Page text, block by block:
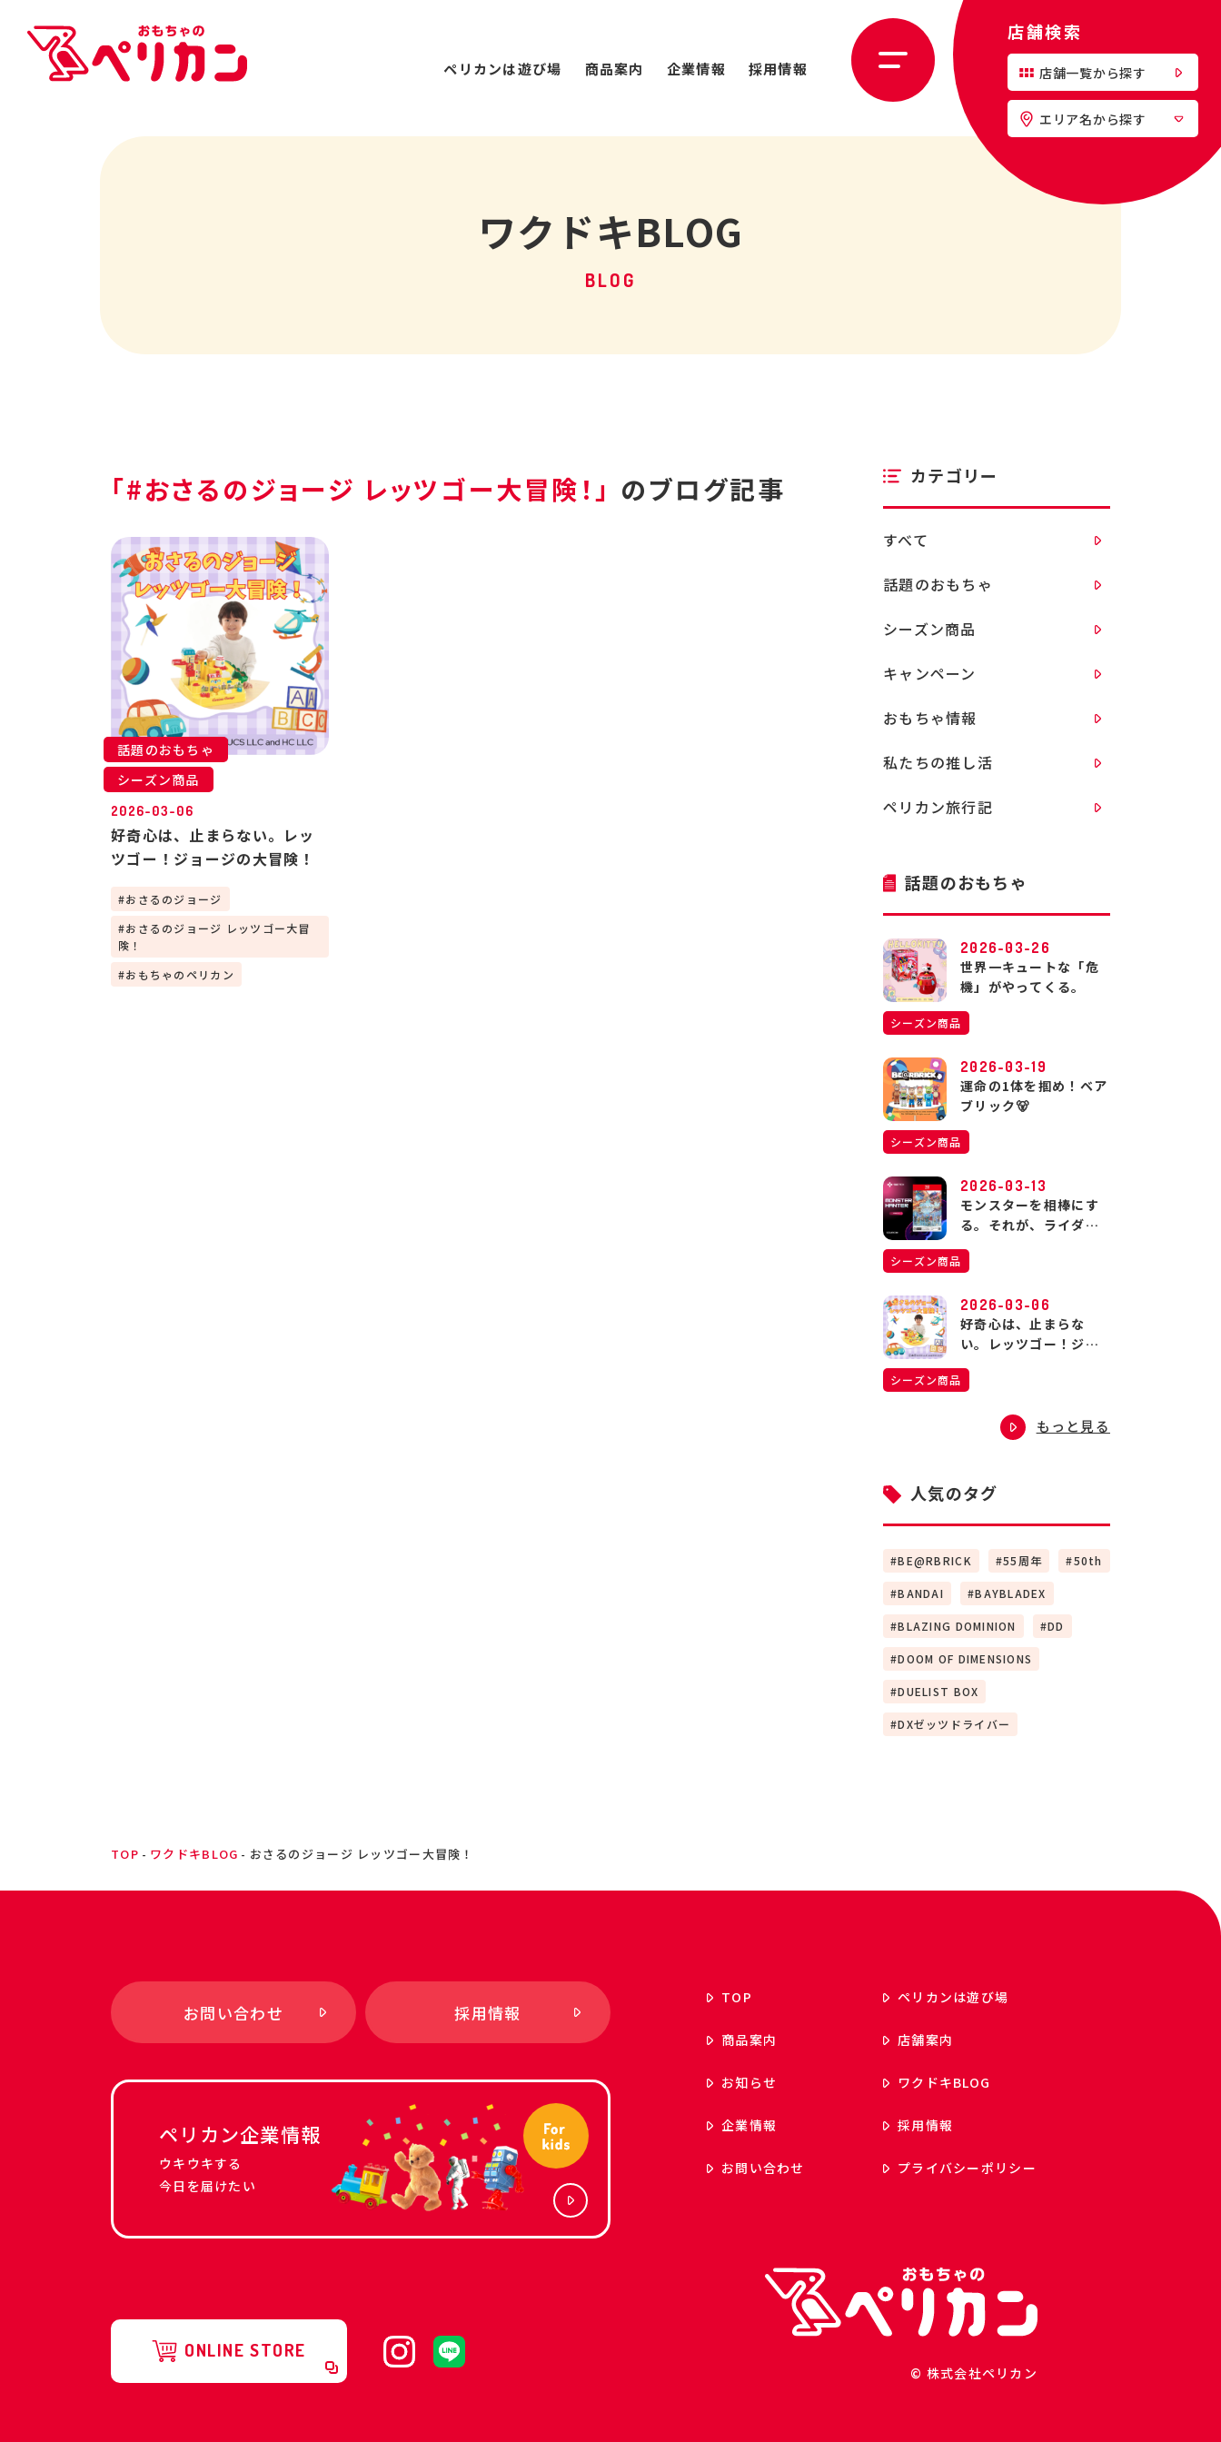
店舗検索
店舗一覧から探す
エリア名から探す
ペリカンは遊び場 商品案内 企業情報 採用情報
ワクドキBLOG
BLOG
「#おさるのジョージ レッツゴー大冒険！」 のブログ記事
話題のおもちゃ
シーズン商品
2026-03-06
好奇心は、止まらない。レッ
ツゴー！ジョージの大冒険！
おさるのジョージ
おさるのジョージ レッツゴー大冒
険！
おもちゃのペリカン
カテゴリー
すべて
話題のおもちゃ
シーズン商品
キャンペーン
おもちゃ情報
私たちの推し活
ペリカン旅行記
話題のおもちゃ
2026-03-26
世界一キュートな「危
機」がやってくる。
シーズン商品
2026-03-19
運命の1体を掴め！ベア
ブリック🐻
シーズン商品
2026-03-13
モンスターを相棒にす
る。それが、ライダー
の生きる道。
シーズン商品
2026-03-06
好奇心は、止まらな
い。レッツゴー！ジョ
ージの大冒険！
シーズン商品
もっと見る
人気のタグ
BE@RBRICK 55周年 50th
BANDAI BAYBLADEX
BLAZING DOMINION DD
DOOM OF DIMENSIONS
DUELIST BOX
DXゼッツドライバー
TOP ワクドキBLOG おさるのジョージ レッツゴー大冒険！
お問い合わせ 採用情報
ペリカン企業情報
ウキウキする
今日を届けたい
ONLINE STORE
TOP ペリカンは遊び場
商品案内 店舗案内
お知らせ ワクドキBLOG
企業情報 採用情報
お問い合わせ プライバシーポリシー
© 株式会社ペリカン